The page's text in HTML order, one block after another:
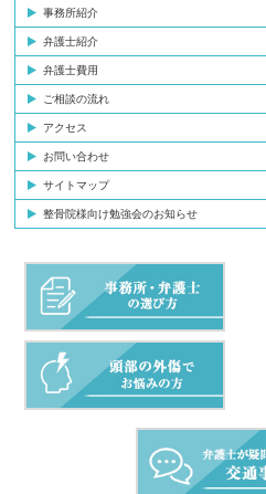
事務所紹介
弁護士紹介
弁護士費用
ご相談の流れ
アクセス
お問い合わせ
サイトマップ
整骨院様向け勉強会のお知らせ